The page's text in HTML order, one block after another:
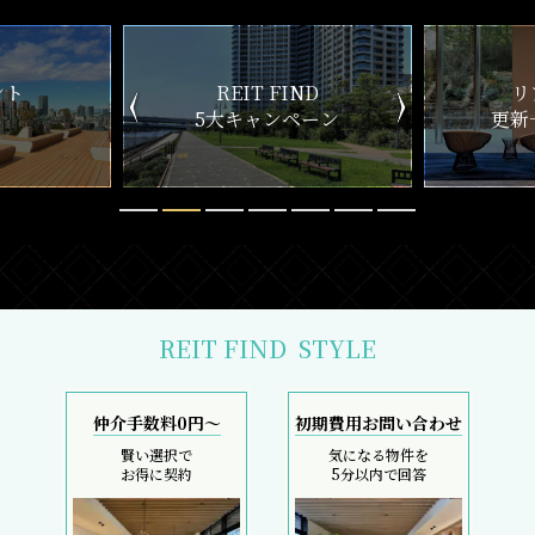
ン
リアルタイム
更新一覧チェック
新
REIT FIND STYLE
仲介手数料0円～
賢い選択で
お得に契約
初期費用お問い合わせ
気になる物件を
5分以内で回答